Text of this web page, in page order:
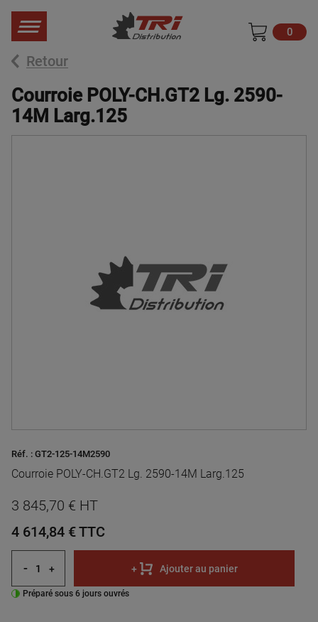
0
Retour
Courroie POLY-CH.GT2 Lg. 2590-
14M Larg.125
Réf. : GT2-125-14M2590
Courroie POLY-CH.GT2 Lg. 2590-14M Larg.125
3 845,70 € HT
4 614,84 €TTC
- + + Ajouter au panier
Préparé sous 6 jours ouvrés